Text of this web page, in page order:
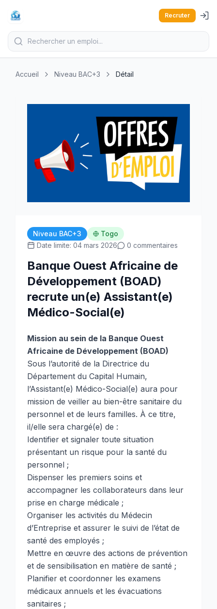
Recruter
Accueil Niveau BAC+3 Détail
Niveau BAC+3
Togo
Date limite: 04 mars 2026
0 commentaires
Banque Ouest Africaine de
Développement (BOAD)
recrute un(e) Assistant(e)
Médico-Social(e)
Mission au sein de la Banque Ouest
Africaine de Développement (BOAD)
Sous l’autorité de la Directrice du
Département du Capital Humain,
l’Assistant(e) Médico-Social(e) aura pour
mission de veiller au bien-être sanitaire du
personnel et de leurs familles. À ce titre,
il/elle sera chargé(e) de :
Identifier et signaler toute situation
présentant un risque pour la santé du
personnel ;
Dispenser les premiers soins et
accompagner les collaborateurs dans leur
prise en charge médicale ;
Organiser les activités du Médecin
d’Entreprise et assurer le suivi de l’état de
santé des employés ;
Mettre en œuvre des actions de prévention
et de sensibilisation en matière de santé ;
Planifier et coordonner les examens
médicaux annuels et les évacuations
sanitaires ;